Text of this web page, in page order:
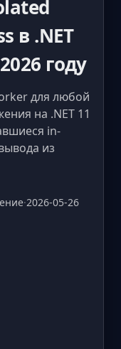
в .NET
году
для любой
на .NET 11
in-
из
·2026-05-26